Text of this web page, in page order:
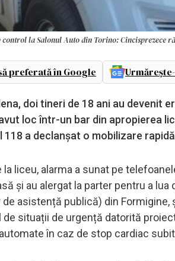
control la Salonul Auto din Torino: Cincisprezece
preferată în Google
doi tineri de 18 ani au devenit
loc într-un bar din apropierea
a declanșat o mobilizare
liceu, alarma a sunat pe
și au alergat la parter pentru a
asistență publică) din Formigine,
situații de urgență datorită
în caz de stop cardiac